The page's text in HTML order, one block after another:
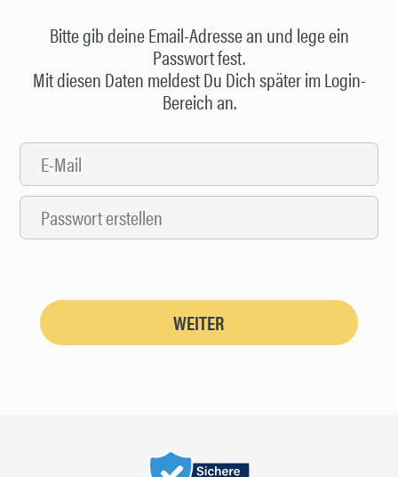
Bitte gib deine Email-Adresse an und lege ein
Passwort fest.
Mit diesen Daten meldest Du Dich später im Login-
Bereich an.
WEITER